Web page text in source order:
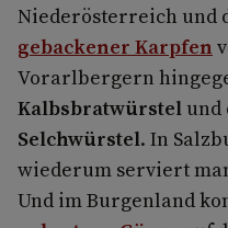
Niederösterreich und
gebackener Karpfen
Vorarlbergern
Kalbsbratwürstel und
Selchwürstel. In
wiederum serviert
Und im Burgenland